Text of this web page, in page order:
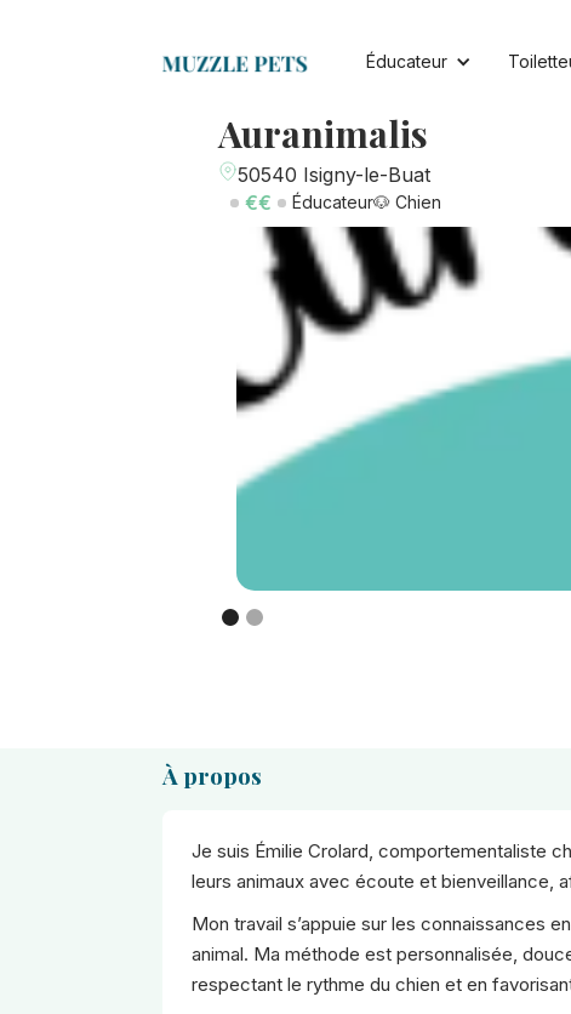
Éducateur
Auranimalis
50540 Isigny-le-Buat
€€
Éducateur🐶 Chien
À propos
Je suis Émilie Crolard, comportementaliste
leurs animaux avec écoute et bienveillance,
Mon travail s’appuie sur les connaissances
animal. Ma méthode est personnalisée,
respectant le rythme du chien et en